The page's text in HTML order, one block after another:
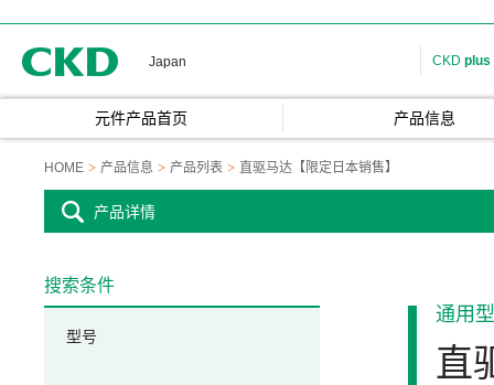
Japan CKD plus
元件产品首页 产品信息
HOME 产品信息 产品列表 直驱马达【限定日本销售】
产品详情
通用型
直
搜索条件
型号